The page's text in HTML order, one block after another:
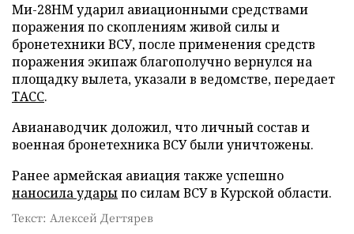
Ми-28НМ ударил авиационными средствами
поражения по скоплениям живой силы и
бронетехники ВСУ, после применения средств
поражения экипаж благополучно вернулся на
площадку вылета, указали в ведомстве, передает
ТАСС.
Авианаводчик доложил, что личный состав и
военная бронетехника ВСУ были уничтожены.
Ранее армейская авиация также успешно
наносила ударыпо силам ВСУ в Курской области.
Текст: Алексей Дегтярев